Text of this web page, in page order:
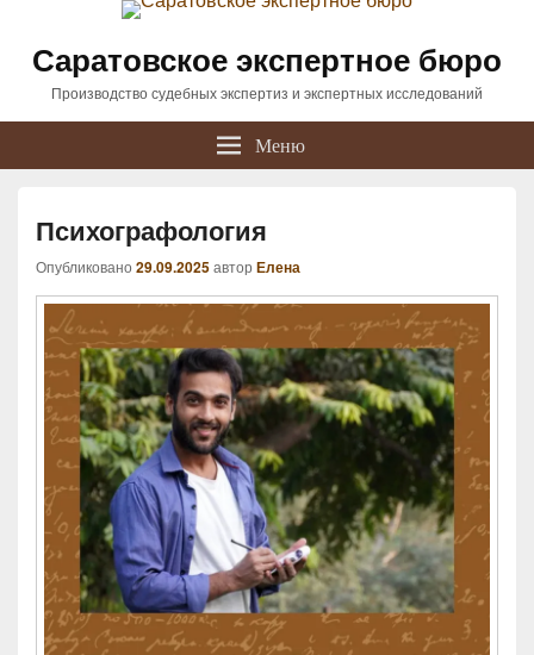
Саратовское экспертное бюро
Производство судебных экспертиз и экспертных исследований
Меню
Психографология
Опубликовано 29.09.2025автор Елена